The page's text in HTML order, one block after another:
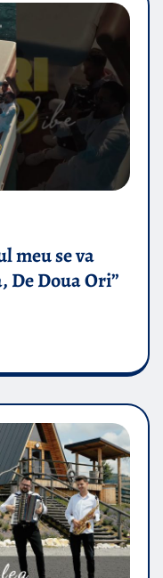
meu se va
De Doua Ori”